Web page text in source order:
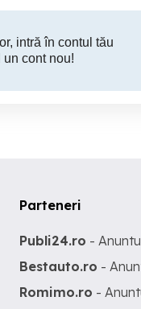
intră în contul tău
cont nou!
Parteneri
Publi24.ro -
Bestauto.ro -
Romimo.ro -